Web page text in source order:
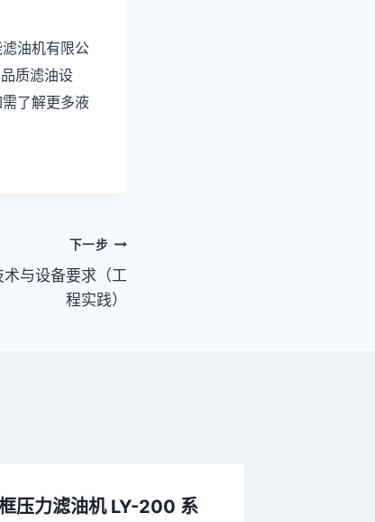
油机有限公
质滤油设
了解更多液
下一步
与设备要求（工
程实践）
压力滤油机 LY-200 系